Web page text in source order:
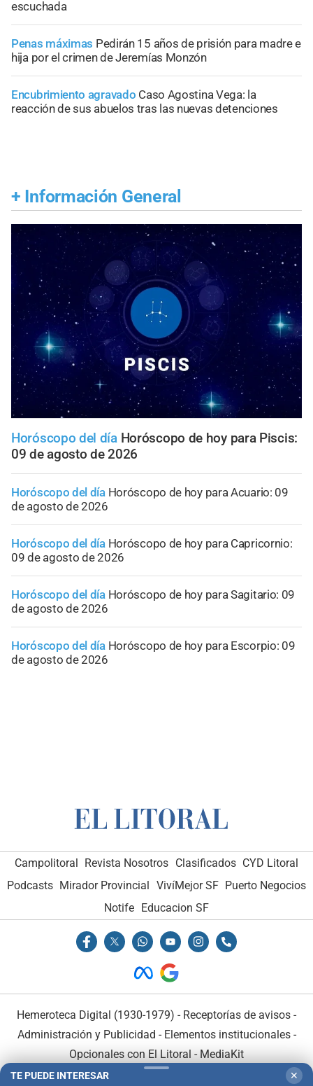
escuchada
Penas máximas Pedirán 15 años de prisión para madre e
hija por el crimen de Jeremías Monzón
Encubrimiento agravado Caso Agostina Vega: la
reacción de sus abuelos tras las nuevas detenciones
+ Información General
Horóscopo del día Horóscopo de hoy para Piscis:
09 de agosto de 2026
Horóscopo del día Horóscopo de hoy para Acuario: 09
de agosto de 2026
Horóscopo del día Horóscopo de hoy para Capricornio:
09 de agosto de 2026
Horóscopo del día Horóscopo de hoy para Sagitario: 09
de agosto de 2026
Horóscopo del día Horóscopo de hoy para Escorpio: 09
de agosto de 2026
Campolitoral Revista Nosotros Clasificados CYD Litoral
Podcasts Mirador Provincial VivíMejor SF Puerto Negocios
Notife Educacion SF
Hemeroteca Digital (1930-1979) - Receptorías de avisos -
Administración y Publicidad - Elementos institucionales-
Opcionales con El Litoral - MediaKit
TE PUEDE INTERESAR ✕